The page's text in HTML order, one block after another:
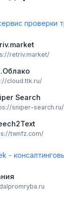
retriv.market/
cloud.ttk.ru/
Search
sniper-search.ru/
twnfz.com/